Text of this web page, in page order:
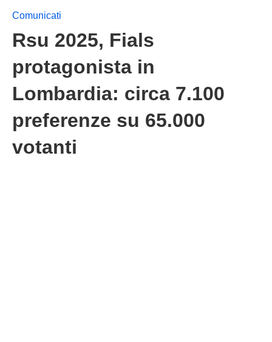
Comunicati
Rsu 2025, Fials
protagonista in
Lombardia: circa 7.100
preferenze su 65.000
votanti